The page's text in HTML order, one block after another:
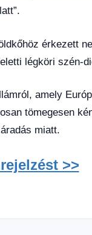
érkezett
légköri szén-
amely
tömegesen
miatt.
>>